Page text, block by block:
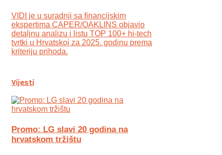
VIDI je u suradnji sa financijskim
ekspertima CAPER/OAKLINS objavio
detaljnu analizu i listu TOP 100+ hi-tech
tvrtki u Hrvatskoj za 2025. godinu prema
kriteriju prihoda.
Vijesti
Promo: LG slavi 20 godina na
hrvatskom tržištu